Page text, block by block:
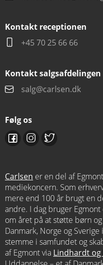
Kontakt receptionen
+45 70 25 66 66
Kontakt salgsafdelingen
salg@carlsen.dk
Følg os
Carlsen er en del af
mediekoncern. Som
mere end 100 år brugt en
andre. I dag bruger
om året på at støtte børn
Danmark, Norge og
stemme i samfundet og
af Egmont via Lindhardt og